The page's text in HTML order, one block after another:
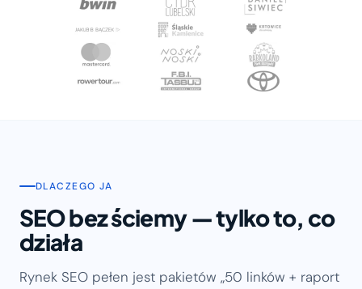
DLACZEGO JA
SEO bez ściemy — tylko to, co
działa
Rynek SEO pełen jest pakietów „50 linków + raport